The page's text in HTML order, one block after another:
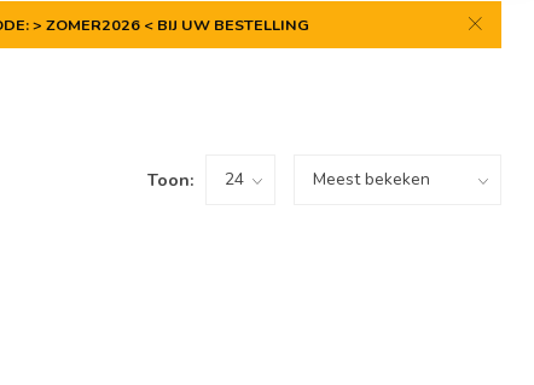
> ZOMER2026 < BIJ UW BESTELLING
Toon: